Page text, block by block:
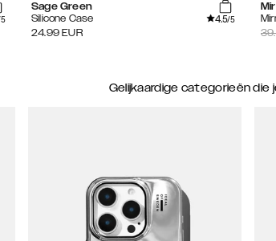
Sage Green
Silicone Case
4.5/5
24.99 EUR
Gelijkaardige categorieën die